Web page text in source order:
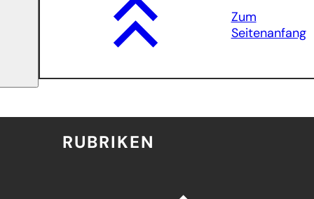
Zum
Seitenanfang
RUBRIKEN